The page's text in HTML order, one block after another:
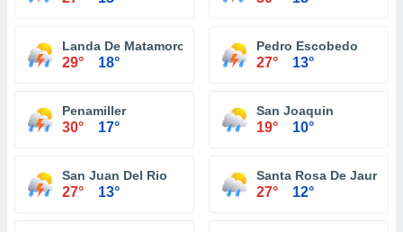
Landa De Matamoros
29° 18°
Pedro Escobedo
27° 13°
Penamiller
30° 17°
San Joaquin
19° 10°
San Juan Del Rio
27° 13°
Santa Rosa De Jauregui
27° 12°